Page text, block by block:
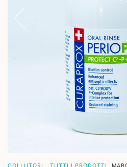
COLLUTORI TUTTI I PRODOTTI